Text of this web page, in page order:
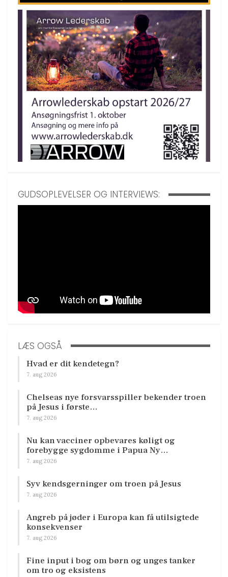
GUDSOPLEVELSER OG INTERVIEWS:
LÆS OGSÅ
Hvad er dit kendetegn?
7. aug 2026
Chelseas nye forsvarsspiller bekender troen
på Jesus i første…
7. aug 2026
Nu kan vacciner opbevares køligt og
forebygge sygdomme i Papua Ny…
7. aug 2026
Syv kendsgerninger om troen på Jesus
7. aug 2026
Angreb på jøder i Europa kan få utilsigtede
konsekvenser
7. aug 2026
Fine input i bog om børn og unges tanker
om tro og eksistens